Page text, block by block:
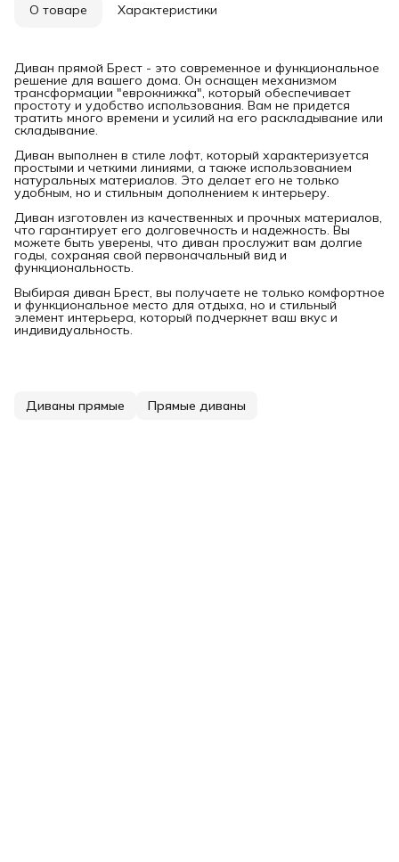
О товаре Характеристики
Диван прямой Брест - это современное и функциональное
решение для вашего дома. Он оснащен механизмом
трансформации "еврокнижка", который обеспечивает
простоту и удобство использования. Вам не придется
тратить много времени и усилий на его раскладывание или
складывание.
Диван выполнен в стиле лофт, который характеризуется
простыми и четкими линиями, а также использованием
натуральных материалов. Это делает его не только
удобным, но и стильным дополнением к интерьеру.
Диван изготовлен из качественных и прочных материалов,
что гарантирует его долговечность и надежность. Вы
можете быть уверены, что диван прослужит вам долгие
годы, сохраняя свой первоначальный вид и
функциональность.
Выбирая диван Брест, вы получаете не только комфортное
и функциональное место для отдыха, но и стильный
элемент интерьера, который подчеркнет ваш вкус и
индивидуальность.
Диваны прямые Прямые диваны